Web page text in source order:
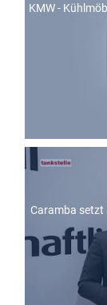
KMW -
Caramba setzt